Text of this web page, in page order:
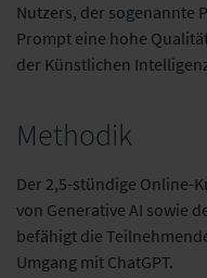
Nutzers, der sogenannte
Prompt eine hohe
der Künstlichen
Methodik
Der 2,5-stündige Online-
von Generative AI sowie
befähigt die
Umgang mit ChatGPT.